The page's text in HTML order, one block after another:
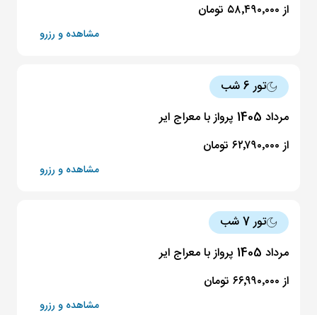
از ۵۸٬۴۹۰٬۰۰۰ تومان
مشاهده و رزرو
تور 6 شب
مرداد 1405 پرواز با معراج ایر
از ۶۲٬۷۹۰٬۰۰۰ تومان
مشاهده و رزرو
تور 7 شب
مرداد 1405 پرواز با معراج ایر
از ۶۶٬۹۹۰٬۰۰۰ تومان
مشاهده و رزرو